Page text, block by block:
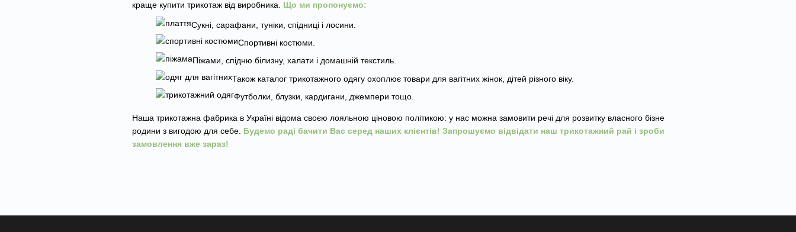
краще купити трикотаж від виробника. Що ми пропонуємо:
Сукні, сарафани, туніки, спідниці і лосини.
Спортивні костюми.
Піжами, спідню білизну, халати і домашній текстиль.
Також каталог трикотажного одягу охоплює товари для вагітних жінок, дітей різного віку.
Футболки, блузки, кардигани, джемпери тощо.
Наша трикотажна фабрика в Україні відома своєю лояльною ціновою політикою: у нас можна замовити речі для розвитку власного бізнесу та для всієї
родини з вигодою для себе. Будемо раді бачити Вас серед наших клієнтів! Запрошуємо відвідати наш трикотажний рай і зробити
замовлення вже зараз!